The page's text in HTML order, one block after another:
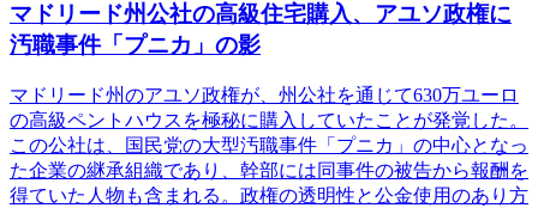
マドリード州公社の高級住宅購入、アユソ政権に
汚職事件「プニカ」の影
マドリード州のアユソ政権が、州公社を通じて630万ユーロ
の高級ペントハウスを極秘に購入していたことが発覚した。
この公社は、国民党の大型汚職事件「プニカ」の中心となっ
た企業の継承組織であり、幹部には同事件の被告から報酬を
得ていた人物も含まれる。政権の透明性と公金使用のあり方